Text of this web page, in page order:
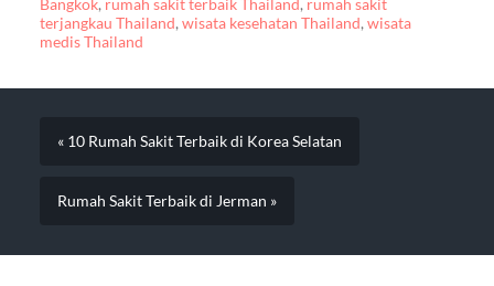
Bangkok, rumah sakit terbaik Thailand, rumah sakit
terjangkau Thailand, wisata kesehatan Thailand, wisata
medis Thailand
« 10 Rumah Sakit Terbaik di Korea Selatan
Rumah Sakit Terbaik di Jerman »